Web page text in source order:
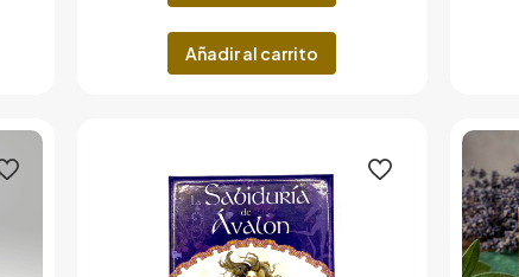
Añadir al carrito